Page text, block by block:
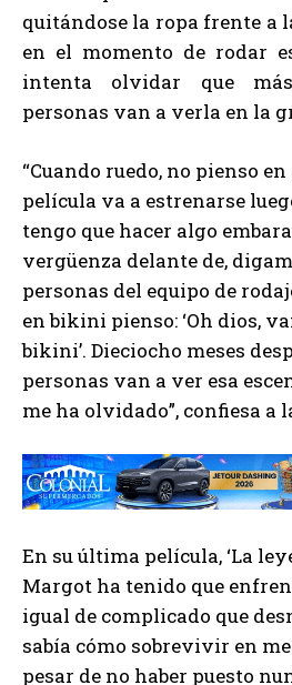
quitándose la ropa frente a
en el momento de rodar
intenta olvidar que
personas van a verla en la
“Cuando ruedo, no pienso
película va a estrenarse
tengo que hacer algo
vergüenza delante de,
personas del equipo de
en bikini pienso: ‘Oh dios,
bikini’. Dieciocho meses
personas van a ver esa
me ha olvidado”, confiesa a
En su última película, ‘La
Margot ha tenido que
igual de complicado que
sabía cómo sobrevivir en
pesar de no haber puesto